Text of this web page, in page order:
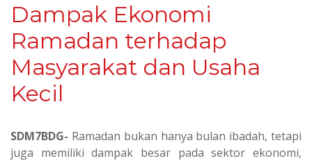
Dampak Ekonomi
Ramadan terhadap
Masyarakat dan Usaha
Kecil
SDM7BDG- Ramadan bukan hanya bulan ibadah, tetapi
juga memiliki dampak besar pada sektor ekonomi,